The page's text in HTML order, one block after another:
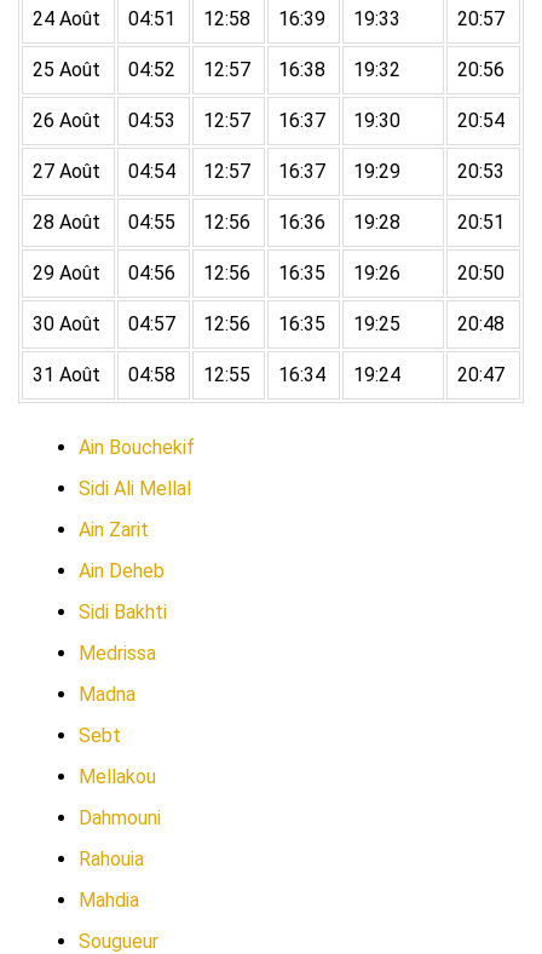
24 Août 04:51 12:58 16:39 19:33 20:57
25 Août 04:52 12:57 16:38 19:32 20:56
26 Août 04:53 12:57 16:37 19:30 20:54
27 Août 04:54 12:57 16:37 19:29 20:53
28 Août 04:55 12:56 16:36 19:28 20:51
29 Août 04:56 12:56 16:35 19:26 20:50
30 Août 04:57 12:56 16:35 19:25 20:48
31 Août 04:58 12:55 16:34 19:24 20:47
Ain Bouchekif
Sidi Ali Mellal
Ain Zarit
Ain Deheb
Sidi Bakhti
Medrissa
Madna
Sebt
Mellakou
Dahmouni
Rahouia
Mahdia
Sougueur